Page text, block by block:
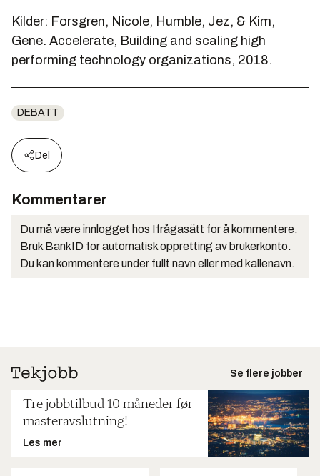
Kilder: Forsgren, Nicole, Humble, Jez, & Kim,
Gene. Accelerate, Building and scaling high
performing technology organizations, 2018.
DEBATT
Del
Kommentarer
Du må være innlogget hos Ifrågasätt for å kommentere.
Bruk BankID for automatisk oppretting av brukerkonto.
Du kan kommentere under fullt navn eller med kallenavn.
Se flere jobber
Tre jobbtilbud 10 måneder før
masteravslutning!
Les mer